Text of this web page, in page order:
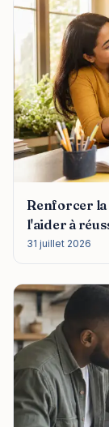
Renforcer la
l'aider à
31 juillet 2026